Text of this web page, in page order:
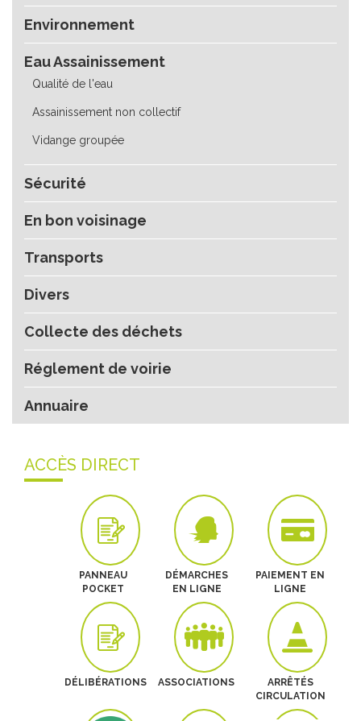
Environnement
Eau Assainissement
Qualité de l'eau
Assainissement non collectif
Vidange groupée
Sécurité
En bon voisinage
Transports
Divers
Collecte des déchets
Réglement de voirie
Annuaire
ACCÈS DIRECT
PANNEAU
POCKET
DÉMARCHES
EN LIGNE
PAIEMENT EN
LIGNE
DÉLIBÉRATIONS ASSOCIATIONS
ARRÊTÉS
CIRCULATION